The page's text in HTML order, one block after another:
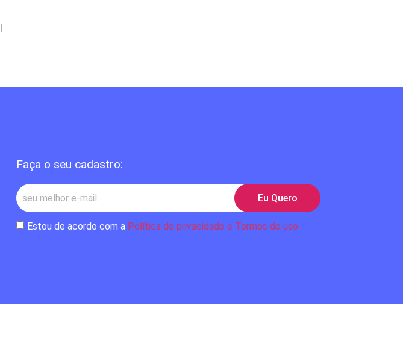
Faça o seu cadastro:
Estou de acordo com a Política de privacidade e Termos de uso
Eu Quero